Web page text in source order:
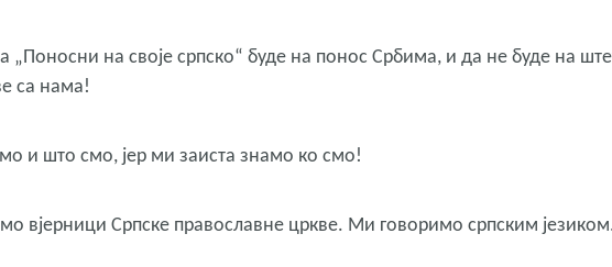
на своје српско“ буде на понос Србима, и да не буде на
са нама!
и што смо, јер ми заиста знамо ко смо!
вјерници Српске православне цркве. Ми говоримо српским